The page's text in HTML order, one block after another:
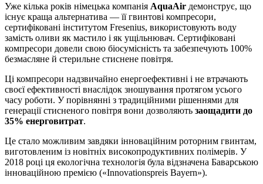
Уже кілька років німецька компанія AquaAir демонструє, що
існує краща альтернатива — її гвинтові компресори,
сертифіковані інститутом Fresenius, використовують воду
замість оливи як мастило і як ущільнювач. Сертифіковані
компресори довели свою біосумісність та забезпечують 100%
безмасляне й стерильне стиснене повітря.
Ці компресори надзвичайно енергоефективні і не втрачають
своєї ефективності внаслідок зношування протягом усього
часу роботи. У порівнянні з традиційними рішеннями для
генерації стисненого повітря вони дозволяють заощадити до
35% енерговитрат.
Це стало можливим завдяки інноваційним роторним гвинтам,
виготовленим із новітніх високопродуктивних полімерів. У
2018 році ця екологічна технологія була відзначена Баварською
інноваційною премією («Innovationspreis Bayern»).